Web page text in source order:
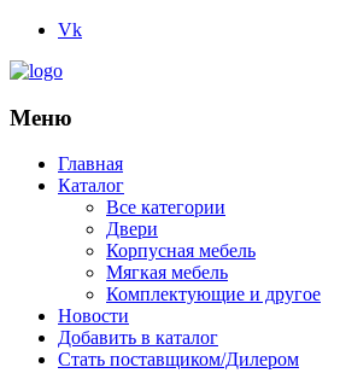
Vk
Меню
Главная
Каталог
Все категории
Двери
Корпусная мебель
Мягкая мебель
Комплектующие и другое
Новости
Добавить в каталог
Стать поставщиком/Дилером